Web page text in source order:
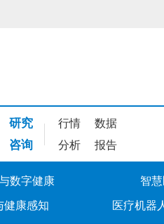
研究 行情 数据
咨询 分析 报告
数字健康 智
健康感知 医疗机器